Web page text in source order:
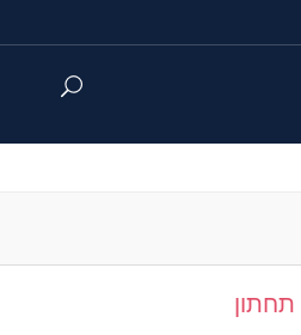
תחתון